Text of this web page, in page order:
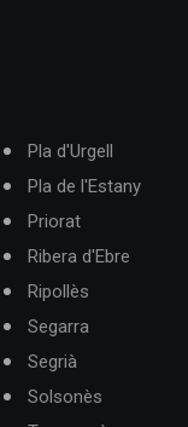
Pla d'Urgell
Pla de l'Estany
Priorat
Ribera d'Ebre
Ripollès
Segarra
Segrià
Solsonès